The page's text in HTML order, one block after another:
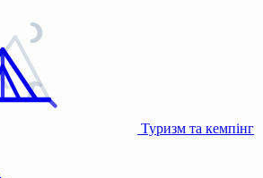
Туризм та кемпінг